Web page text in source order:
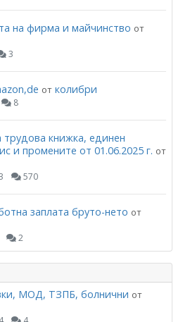
на фирма и майчинство от
3
от колибри
8
книжка, единен
и промените от 01.06.2025 г. от
570
заплата бруто-нето от
2
МОД, ТЗПБ, болнични от